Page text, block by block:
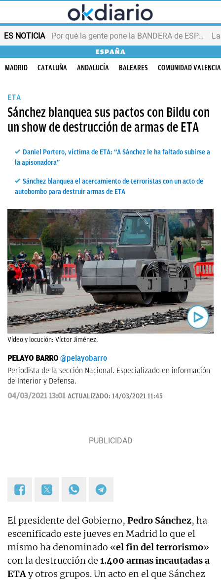
ES NOTICIA Por qué la gente pone la BANDERA de ESPAÑA en el balcón
ESPAÑA
MADRID CATALUÑA ANDALUCÍA BALEARES COMUNIDAD
ETA
Sánchez blanquea sus pactos con Bildu con
un show de destrucción de armas de ETA
Daniel Portero, víctima de ETA: “A Sánchez le ha faltado subirse a
la apisonadora”
Sánchez blanquea el acercamiento de terroristas con un acto de
autobombo para destruir armas de ETA
Vídeo y locución: Víctor Jiménez.
PELAYO BARRO @pelayobarro
Periodista de la sección Nacional. Especializado en información
de Interior y Defensa.
04/03/2021 13:01 ACTUALIZADO: 14/03/2021 11:45
El presidente del Gobierno, Pedro Sánchez, ha
escenificado este jueves en Madrid lo que el
mismo ha denominado «el fin del terrorismo»
con la destrucción de 1.400 armas incautadas a
ETAy otros grupos. Un acto en el que Sánchez